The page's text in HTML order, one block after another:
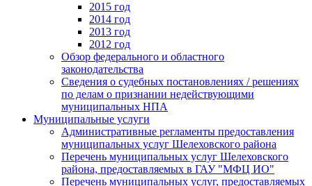
2015 год
2014 год
2013 год
2012 год
Обзор федерального и областного
законодательства
Сведения о судебных постановлениях / решениях
по делам о признании недействующими
муниципальных НПА
Муниципальные услуги
Административные регламенты предоставления
муниципальных услуг Шелеховского района
Перечень муниципальных услуг Шелеховского
района, предоставляемых в ГАУ "МФЦ ИО"
Перечень муниципальных услуг, предоставляемых